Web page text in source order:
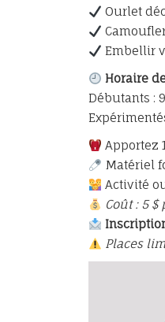
Ourlet
Embellir
Horaire
Débutants :
Apportez
Matériel
Activité
Coût : 5
Places